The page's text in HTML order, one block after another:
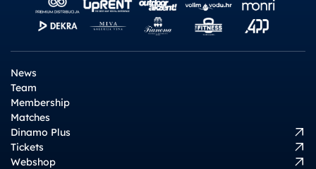
News
Team
Membership
Matches
Dinamo Plus
Tickets
Webshop